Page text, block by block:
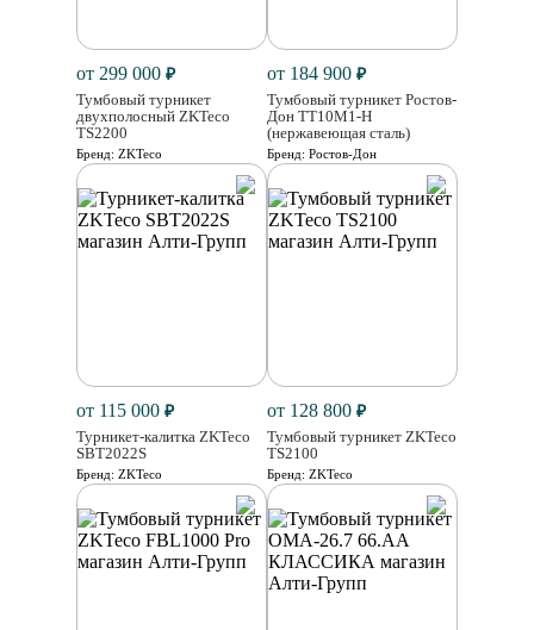
от 299 000 ₽
Тумбовый турникет
двухполосный ZKTeco
TS2200
Бренд: ZKTeco
от 184 900 ₽
Тумбовый турникет Ростов-
Дон ТТ10М1-Н
(нержавеющая сталь)
Бренд: Ростов-Дон
от 115 000 ₽
Турникет-калитка ZKTeco
SBT2022S
Бренд: ZKTeco
от 128 800 ₽
Тумбовый турникет ZKTeco
TS2100
Бренд: ZKTeco